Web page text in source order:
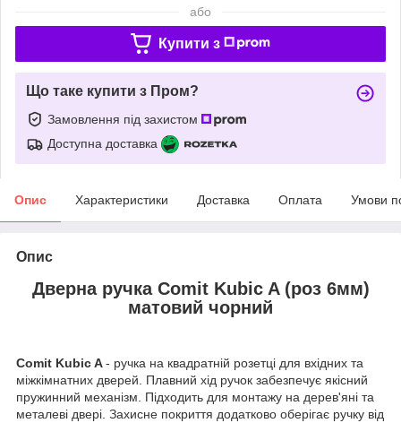
або
Купити з
Що таке купити з Пром?
Замовлення під захистом
Доступна доставка
Опис Характеристики Доставка Оплата Умови
Опис
Дверна ручка Comit Kubic A (роз 6мм)
матовий чорний
Comit Kubic A- ручка на квадратній розетці для вхідних та
міжкімнатних дверей. Плавний хід ручок забезпечує якісний
пружинний механізм. Підходить для монтажу на дерев'яні та
металеві двері. Захисне покриття додатково оберігає ручку від